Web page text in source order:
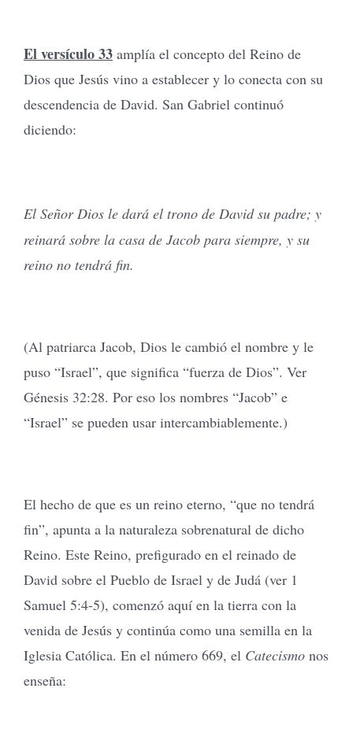
El versículo 33 amplía el concepto del Reino de
Dios que Jesús vino a establecer y lo conecta con su
descendencia de David. San Gabriel continuó
diciendo:
El Señor Dios le dará el trono de David su padre; y
reinará sobre la casa de Jacob para siempre, y su
reino no tendrá fin.
(Al patriarca Jacob, Dios le cambió el nombre y le
puso “Israel”, que significa “fuerza de Dios”. Ver
Génesis 32:28. Por eso los nombres “Jacob” e
“Israel” se pueden usar intercambiablemente.)
El hecho de que es un reino eterno, “que no tendrá
fin”, apunta a la naturaleza sobrenatural de dicho
Reino. Este Reino, prefigurado en el reinado de
David sobre el Pueblo de Israel y de Judá (ver 1
Samuel 5:4-5), comenzó aquí en la tierra con la
venida de Jesús y continúa como una semilla en la
Iglesia Católica. En el número 669, el Catecismo nos
enseña: